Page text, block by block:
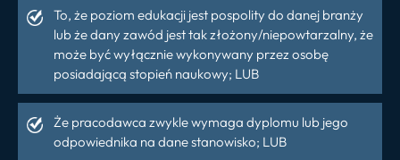
To, że poziom edukacji jest pospolity do danej branży
lub że dany zawód jest tak złożony/niepowtarzalny, że
może być wyłącznie wykonywany przez osobę
posiadającą stopień naukowy; LUB
Że pracodawca zwykle wymaga dyplomu lub jego
odpowiednika na dane stanowisko; LUB